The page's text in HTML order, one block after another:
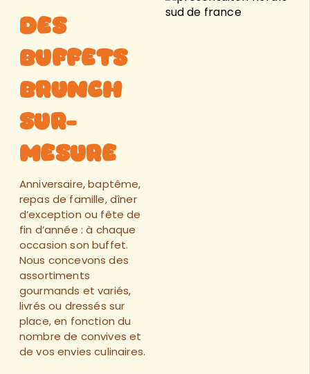
Des
buffets
brunch
sur-
mesure
Anniversaire, baptême,
repas de famille, dîner
d’exception ou fête de
fin d’année : à chaque
occasion son buffet.
Nous concevons des
assortiments
gourmands et variés,
livrés ou dressés sur
place, en fonction du
nombre de convives et
de vos envies culinaires.